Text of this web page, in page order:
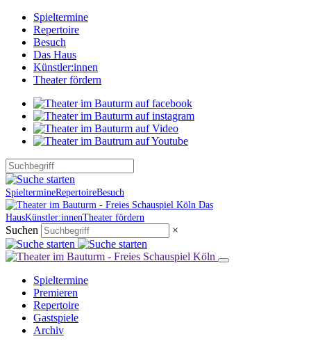
Spieltermine
Repertoire
Besuch
Das Haus
Künstler:innen
Theater fördern
SpieltermineRepertoireBesuch
Das
HausKünstler:innenTheater fördern
Suchen ×
Spieltermine
Premieren
Repertoire
Gastspiele
Archiv